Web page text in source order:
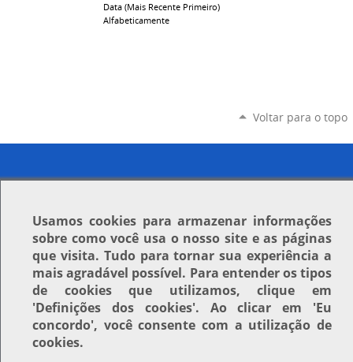
Data (mais Recente Primeiro)
Alfabeticamente
Voltar para o topo
Usamos cookiespara armazenar informações
sobre como você usa o nosso site e as páginas
que visita. Tudo para tornar sua experiência a
mais agradável possível. Para entender os tipos
de cookies que utilizamos, clique em
'Definições dos cookies'. Ao clicar em 'Eu
concordo', você consente com a utilização de
cookies.